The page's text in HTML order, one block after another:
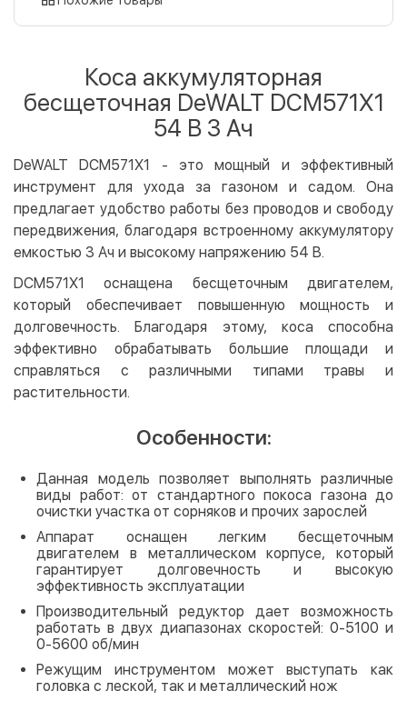
Apple Pay
Безналичный расчет
Оплата на карту юр.лица
Оплата на счет юр.лица
Бесплатно
Кредит
Мгновенная рассрочка (Приватбанк)
Оплата частями (Приватбанк)
Покупка частями (Монобанк)
Коса аккумуляторная
бесщеточная DeWALT DCM571X1
54 В 3 Ач
DeWALT DCM571X1 - это мощный и эффективный
инструмент для ухода за газоном и садом. Она
предлагает удобство работы без проводов и свободу
передвижения, благодаря встроенному аккумулятору
емкостью 3 Ач и высокому напряжению 54 В.
DCM571X1 оснащена бесщеточным двигателем,
который обеспечивает повышенную мощность и
долговечность. Благодаря этому, коса способна
эффективно обрабатывать большие площади и
справляться с различными типами травы и
растительности.
Особенности:
Данная модель позволяет выполнять различные
виды работ: от стандартного покоса газона до
очистки участка от сорняков и прочих зарослей
Аппарат оснащен легким бесщеточным
двигателем в металлическом корпусе, который
гарантирует долговечность и высокую
эффективность эксплуатации
Производительный редуктор дает возможность
работать в двух диапазонах скоростей: 0-5100 и
0-5600 об/мин
Режущим инструментом может выступать как
головка с леской, так и металлический нож